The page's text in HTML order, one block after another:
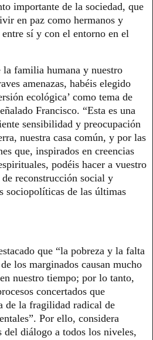
importante de la sociedad, que
en paz como hermanos y
sí y con el entorno en el
la familia humana y nuestro
amenazas, habéis elegido
ecológica’ como tema de
Francisco. “Esta es una
sensibilidad y preocupación
nuestra casa común, y por las
que, inspirados en creencias
podéis hacer a vuestro
reconstrucción social y
sociopolíticas de las últimas
que “la pobreza y la falta
los marginados causan mucho
nuestro tiempo; por lo tanto,
concertados que
de la fragilidad radical de
Por ello, considera
del diálogo a todos los niveles,